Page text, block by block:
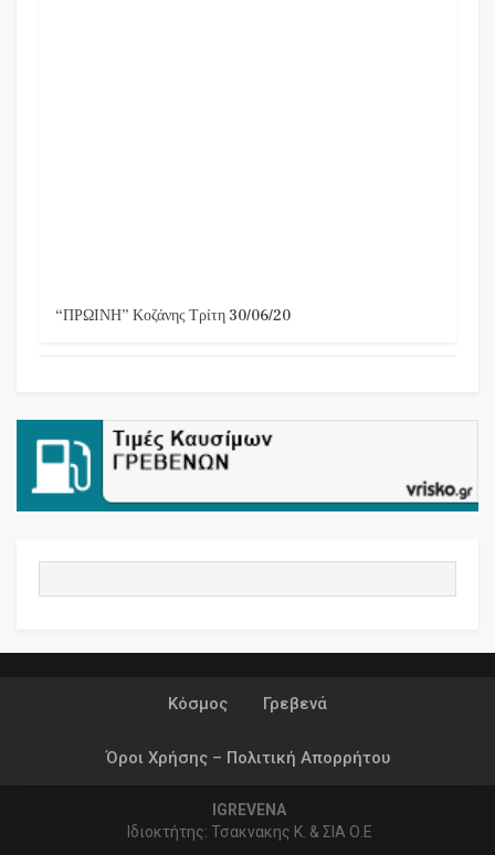
“ΠΡΩΙΝΗ” Κοζάνης Τρίτη 30/06/20
Κόσμος Γρεβενά
Όροι Χρήσης – Πολιτική Απορρήτου
IGREVENA
Ιδιοκτήτης: Τσακνακης Κ. & ΣΙΑ Ο.Ε